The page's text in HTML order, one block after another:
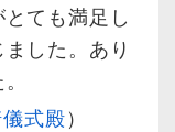
ても満足し
した。あり
式殿）